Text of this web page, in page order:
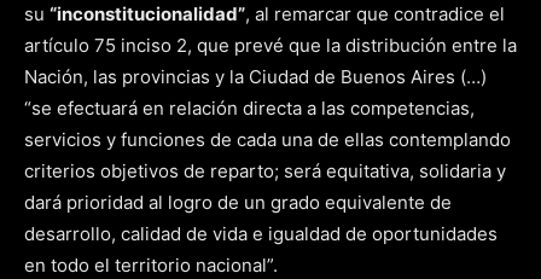
su “inconstitucionalidad”, al remarcar que contradice el
artículo 75 inciso 2, que prevé que la distribución entre la
Nación, las provincias y la Ciudad de Buenos Aires (…)
“se efectuará en relación directa a las competencias,
servicios y funciones de cada una de ellas contemplando
criterios objetivos de reparto; será equitativa, solidaria y
dará prioridad al logro de un grado equivalente de
desarrollo, calidad de vida e igualdad de oportunidades
en todo el territorio nacional”.